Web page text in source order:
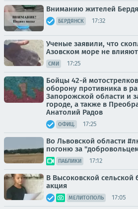
Вниманию жителей
БЕРДЯНСК 17:32
Ученые заявили, что
Азовском море не
СМИ 17:25
Бойцы 42-й
оборону противника в
Запорожской области и
городе, а также в
Анатолий Радов
ОФИЦ. 17:25
Во Львовской области
погоню за
ПАБЛИКИ 17:12
В Высоковской
акция
МЕЛИТОПОЛЬ 17:05